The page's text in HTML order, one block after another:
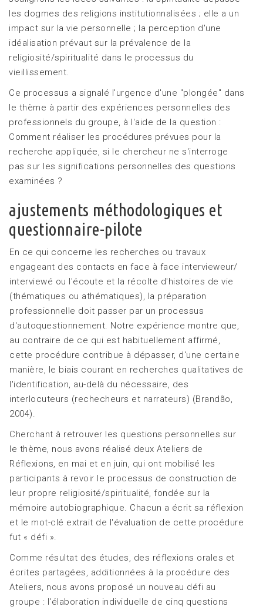
les dogmes des religions institutionnalisées ; elle a un
impact sur la vie personnelle ; la perception d'une
idéalisation prévaut sur la prévalence de la
religiosité/spiritualité dans le processus du
vieillissement.
Ce processus a signalé l'urgence d'une "plongée" dans
le thème à partir des expériences personnelles des
professionnels du groupe, à l'aide de la question :
Comment réaliser les procédures prévues pour la
recherche appliquée, si le chercheur ne s'interroge
pas sur les significations personnelles des questions
examinées ?
ajustements méthodologiques et
questionnaire-pilote
En ce qui concerne les recherches ou travaux
engageant des contacts en face à face intervieweur/
interviewé ou l'écoute et la récolte d'histoires de vie
(thématiques ou athématiques), la préparation
professionnelle doit passer par un processus
d'autoquestionnement. Notre expérience montre que,
au contraire de ce qui est habituellement affirmé,
cette procédure contribue à dépasser, d'une certaine
manière, le biais courant en recherches qualitatives de
l'identification, au-delà du nécessaire, des
interlocuteurs (rechecheurs et narrateurs) (Brandão,
2004).
Cherchant à retrouver les questions personnelles sur
le thème, nous avons réalisé deux Ateliers de
Réflexions, en mai et en juin, qui ont mobilisé les
participants à revoir le processus de construction de
leur propre religiosité/spiritualité, fondée sur la
mémoire autobiographique. Chacun a écrit sa réflexion
et le mot-clé extrait de l'évaluation de cette procédure
fut « défi ».
Comme résultat des études, des réflexions orales et
écrites partagées, additionnées à la procédure des
Ateliers, nous avons proposé un nouveau défi au
groupe : l'élaboration individuelle de cinq questions